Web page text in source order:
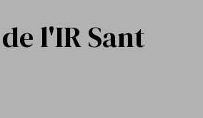
l'IR Sant